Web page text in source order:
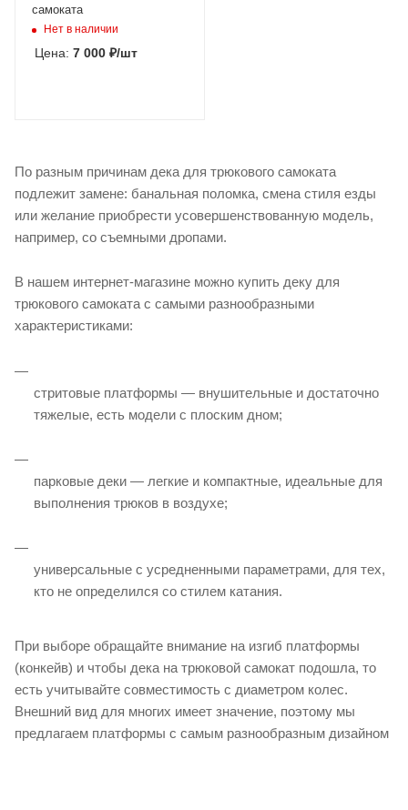
самоката
Нет в наличии
Цена: 7 000 ₽/шт
По разным причинам дека для трюкового самоката
подлежит замене: банальная поломка, смена стиля езды
или желание приобрести усовершенствованную модель,
например, со съемными дропами.
В нашем интернет-магазине можно купить деку для
трюкового самоката с самыми разнообразными
характеристиками:
стритовые платформы — внушительные и достаточно
тяжелые, есть модели с плоским дном;
парковые деки — легкие и компактные, идеальные для
выполнения трюков в воздухе;
универсальные с усредненными параметрами, для тех,
кто не определился со стилем катания.
При выборе обращайте внимание на изгиб платформы
(конкейв) и чтобы дека на трюковой самокат подошла, то
есть учитывайте совместимость с диаметром колес.
Внешний вид для многих имеет значение, поэтому мы
предлагаем платформы с самым разнообразным дизайном